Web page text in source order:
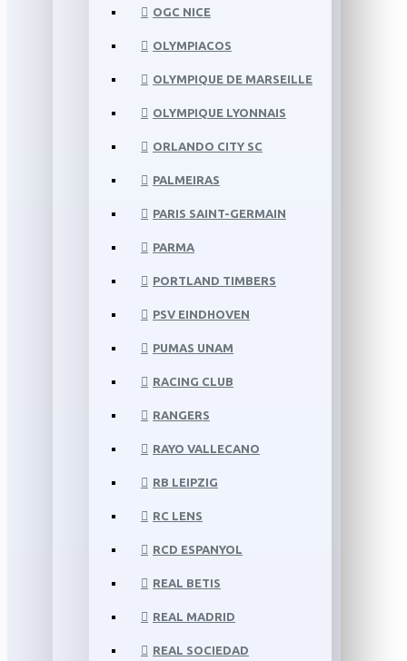
OGC NICE
OLYMPIACOS
OLYMPIQUE DE MARSEILLE
OLYMPIQUE LYONNAIS
ORLANDO CITY SC
PALMEIRAS
PARIS SAINT-GERMAIN
PARMA
PORTLAND TIMBERS
PSV EINDHOVEN
PUMAS UNAM
RACING CLUB
RANGERS
RAYO VALLECANO
RB LEIPZIG
RC LENS
RCD ESPANYOL
REAL BETIS
REAL MADRID
REAL SOCIEDAD